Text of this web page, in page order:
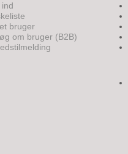
ind
bruger
om bruger (B2B)